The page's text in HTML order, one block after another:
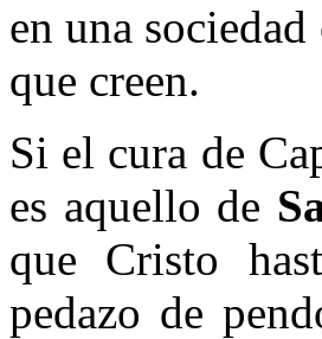
en una
que creen.
Si el cura de
es aquello de
que Cristo
pedazo de